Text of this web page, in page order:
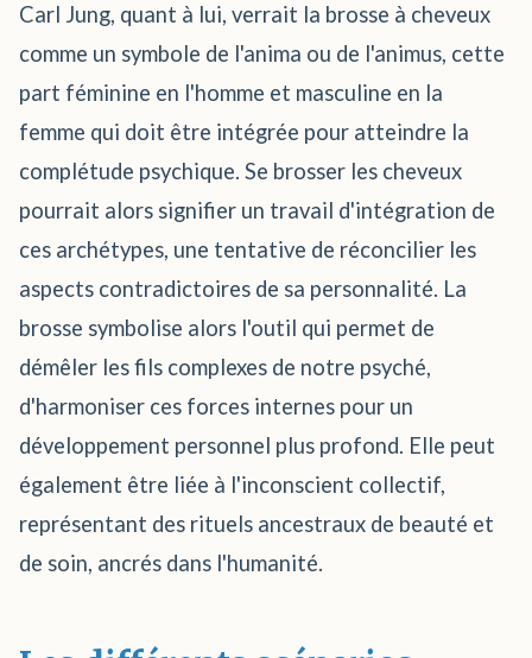
Carl Jung, quant à lui, verrait la brosse à cheveux
comme un symbole de l'anima ou de l'animus, cette
part féminine en l'homme et masculine en la
femme qui doit être intégrée pour atteindre la
complétude psychique. Se brosser les cheveux
pourrait alors signifier un travail d'intégration de
ces archétypes, une tentative de réconcilier les
aspects contradictoires de sa personnalité. La
brosse symbolise alors l'outil qui permet de
démêler les fils complexes de notre psyché,
d'harmoniser ces forces internes pour un
développement personnel plus profond. Elle peut
également être liée à l'inconscient collectif,
représentant des rituels ancestraux de beauté et
de soin, ancrés dans l'humanité.